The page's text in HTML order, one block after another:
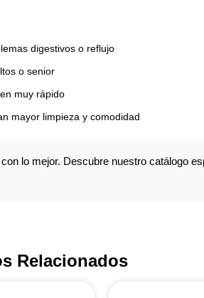
digestivos o reflujo
o senior
muy rápido
mayor limpieza y comodidad
lo mejor. Descubre nuestro catálogo
Relacionados